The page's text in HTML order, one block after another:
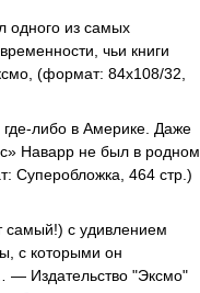
одного из самых
чьи книги
(формат: 84x108/32,
либо в Америке. Даже
Наварр не был в родном
464 стр.)
самый!) с удивлением
с которыми он
— Издательство "Эксмо"